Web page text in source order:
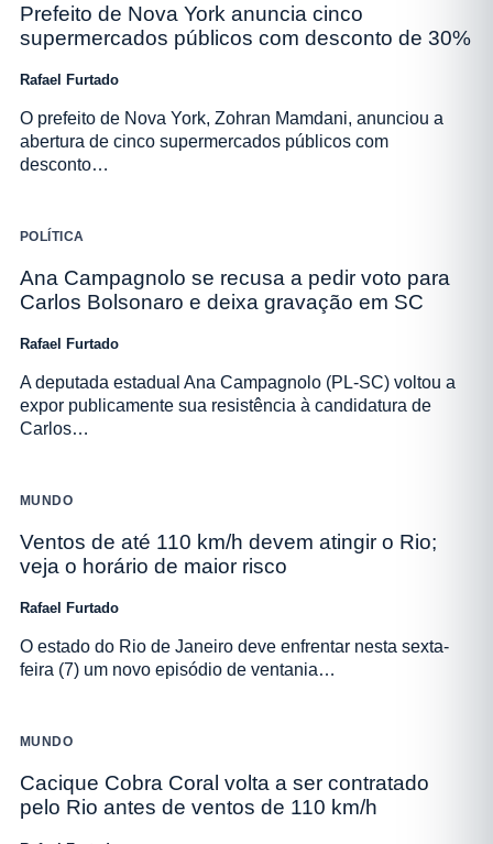
Prefeito de Nova York anuncia cinco
supermercados públicos com desconto de 30%
Rafael Furtado
O prefeito de Nova York, Zohran Mamdani, anunciou a
abertura de cinco supermercados públicos com
desconto…
POLÍTICA
Ana Campagnolo se recusa a pedir voto para
Carlos Bolsonaro e deixa gravação em SC
Rafael Furtado
A deputada estadual Ana Campagnolo (PL-SC) voltou a
expor publicamente sua resistência à candidatura de
Carlos…
MUNDO
Ventos de até 110 km/h devem atingir o Rio;
veja o horário de maior risco
Rafael Furtado
O estado do Rio de Janeiro deve enfrentar nesta sexta-
feira (7) um novo episódio de ventania…
MUNDO
Cacique Cobra Coral volta a ser contratado
pelo Rio antes de ventos de 110 km/h